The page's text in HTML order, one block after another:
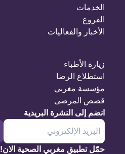
الخدمات
الفروع
الأخبار والفعاليات
زيارة الأطباء
استطلاع الرضا
مؤسسة مغربي
قصص المرضى
انضم إلى النشرة البريدية
حمّل تطبيق مغربي الصحية الان!